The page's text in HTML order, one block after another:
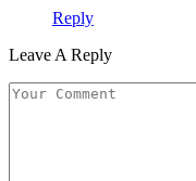
Reply
Leave A Reply